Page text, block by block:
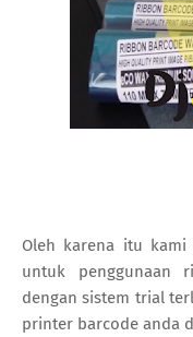
Oleh karena itu
untuk penggunaan
dengan sistem trial
printer barcode anda